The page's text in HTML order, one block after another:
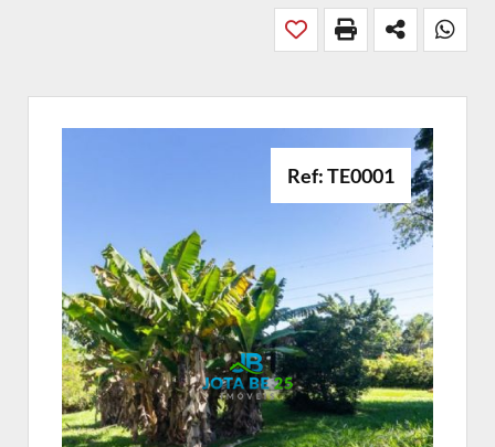
Ref: TE0001